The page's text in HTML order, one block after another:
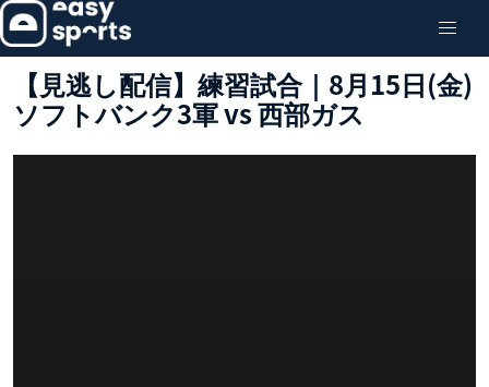
【見逃し配信】練習試合｜8月15日(金)
ソフトバンク3軍 vs 西部ガス